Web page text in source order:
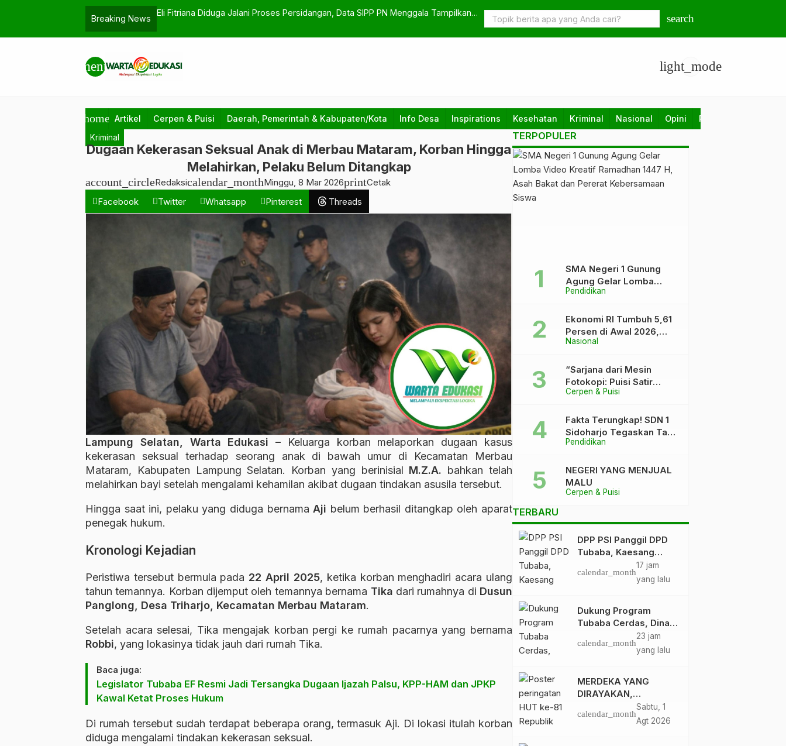
Breaking News
Jika Hujan Bisa Bicara, Namamu yang Ia Sebut
Dukung Program Tubaba Cerdas, Dinas Perpustakaan Layani Santri Ponpes
Hidayah Al Anshori dengan Perpustakaan Keliling
search
menu light_mode
home Artikel Cerpen & Puisi Daerah, Pemerintah & Kabupaten/Kota Info Desa Inspirations Kesehatan Kriminal Nasional Opini Pendidikan
Kriminal
Dugaan Kekerasan Seksual Anak di Merbau Mataram, Korban Hingga
Melahirkan, Pelaku Belum Ditangkap
account_circleRedaksicalendar_monthMinggu, 8 Mar 2026printCetak
Facebook
Twitter Whatsapp Pinterest Threads
Lampung Selatan, Warta Edukasi –
Keluarga korban melaporkan dugaan kasus
kekerasan seksual terhadap seorang anak di bawah umur di Kecamatan Merbau
Mataram, Kabupaten Lampung Selatan. Korban yang berinisial M.Z.A. bahkan telah
melahirkan bayi setelah mengalami kehamilan akibat dugaan tindakan asusila tersebut.
Hingga saat ini, pelaku yang diduga bernamaAji belum berhasil ditangkap oleh aparat
penegak hukum.
Kronologi Kejadian
Peristiwa tersebut bermula pada 22 April 2025, ketika korban menghadiri acara ulang
tahun temannya. Korban dijemput oleh temannya bernama Tika dari rumahnya di Dusun
Panglong, Desa Triharjo, Kecamatan Merbau Mataram.
Setelah acara selesai, Tika mengajak korban pergi ke rumah pacarnya yang bernama
Robbi, yang lokasinya tidak jauh dari rumah Tika.
Baca juga:
Legislator Tubaba EF Resmi Jadi Tersangka Dugaan Ijazah Palsu, KPP-HAM dan JPKP
Kawal Ketat Proses Hukum
Di rumah tersebut sudah terdapat beberapa orang, termasuk Aji. Di lokasi itulah korban
diduga mengalami tindakan kekerasan seksual.
TERPOPULER
Pendidikan
SMA Negeri 1 Gunung
Agung Gelar Lomba
Video Kreatif Ramadhan
Pererat Kebersamaan
Siswa
Nasional
Ekonomi RI Tumbuh 5,61
Persen di Awal 2026,
Pemerintah Klaim Keluar
Cerpen & Puisi
“Sarjana dari Mesin
Fotokopi: Puisi Satir
tentang Kursi DPR dan
Pendidikan
Fakta Terungkap! SDN 1
Sidoharjo Tegaskan Tak
Pernah Tuduh Santri Soal
Cerpen & Puisi
NEGERI YANG MENJUAL
MALU
TERBARU
DPP PSI Panggil DPD
Tubaba, Kaesang
Pangarep Beri Pesan
Khusus: Bentuk
2029
calendar_month
17 jam
yang lalu
Dukung Program
Tubaba Cerdas, Dinas
Perpustakaan Layani
Santri Ponpes Darul
Keliling
calendar_month
23 jam
yang lalu
MERDEKA YANG
DIRAYAKAN,
KEADILAN YANG
MASIH
calendar_month
Sabtu, 1
Agt 2026